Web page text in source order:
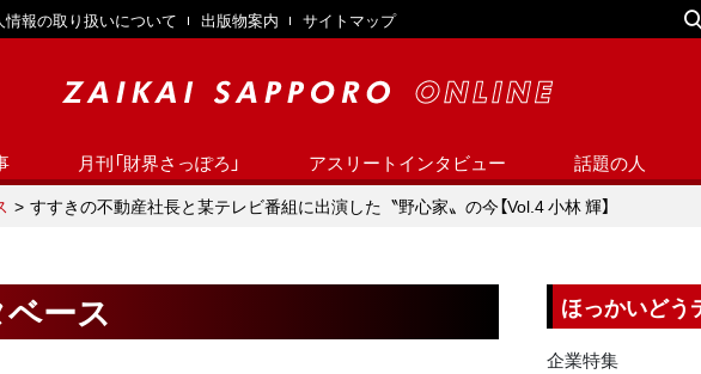
情報の取り扱いについて 出版物案内 サイトマップ
月刊「財界さっぽろ」 アスリートインタビュー 話題の人
すすきの不動産社長と某テレビ番組に出演した〝野心家〟の今【Vol.4 小林 輝】
ース ほっかいどう
企業特集